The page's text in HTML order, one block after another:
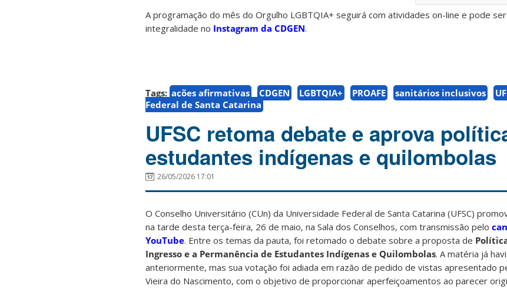
A programação do mês do Orgulho LGBTQIA+ seguirá com atividades on-line e pode
integralidade no Instagram da CDGEN.
Tags: ações afirmativas CDGEN LGBTQIA+ PROAFE sanitários inclusivos
Federal de Santa Catarina
UFSC retoma debate e aprova
estudantes indígenas e quilombolas
26/05/2026 17:01
O Conselho Universitário (CUn) da Universidade Federal de Santa Catarina (UFSC)
na tarde desta terça-feira, 26 de maio, na Sala dos Conselhos, com transmissão pelo
YouTube. Entre os temas da pauta, foi retomado o debate sobre a proposta de
Ingresso e a Permanência de Estudantes Indígenas e Quilombolas. A matéria já
anteriormente, mas sua votação foi adiada em razão de pedido de vistas apresentado
Vieira do Nascimento, com o objetivo de proporcionar aperfeiçoamentos ao parecer